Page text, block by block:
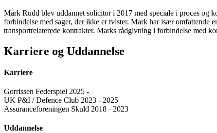
Mark Rudd blev uddannet solicitor i 2017 med speciale i proces og
forbindelse med sager, der ikke er tvister. Mark har især omfattende
transportrelaterede kontrakter. Marks rådgivning i forbindelse
Karriere og Uddannelse
Karriere
Gorrissen Federspiel 2025 -
UK P&I / Defence Club 2023 - 2025
Assuranceforeningen Skuld 2018 - 2023
Uddannelse